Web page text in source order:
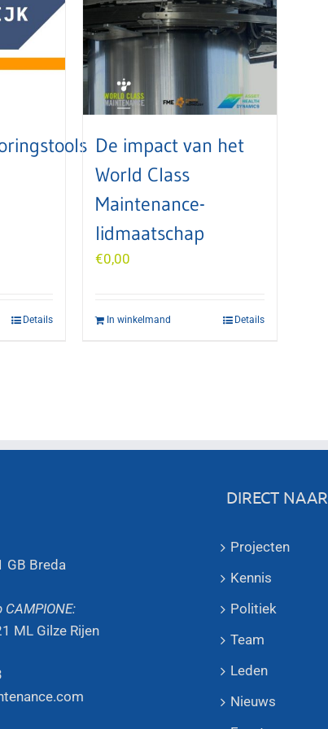
Details
De impact van het
World Class
Maintenance-
lidmaatschap
€0,00
In winkelmand Details
GB Breda
ML Gilze Rijen
DIRECT NAAR
Projecten
Kennis
Politiek
Team
Leden
Nieuws